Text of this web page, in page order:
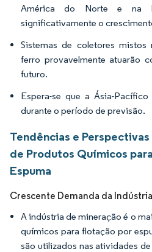
América do Norte e na
significativamente o
Sistemas de coletores
ferro provavelmente atuarão
futuro.
Espera-se que a Ásia-
durante o período de previsão.
Tendências e
de Produtos Químicos
Espuma
Crescente Demanda da
A indústria de mineração é o
químicos para flotação por
são utilizados nas atividades